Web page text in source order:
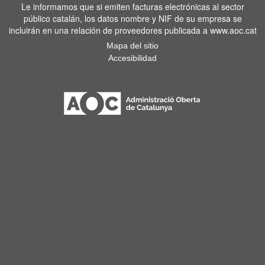
Le informamos que si emiten facturas electrónicas al sector
público catalán, los datos nombre y NIF de su empresa se
incluirán en una relación de proveedores publicada a www.aoc.cat
Mapa del sitio
Accesibilidad